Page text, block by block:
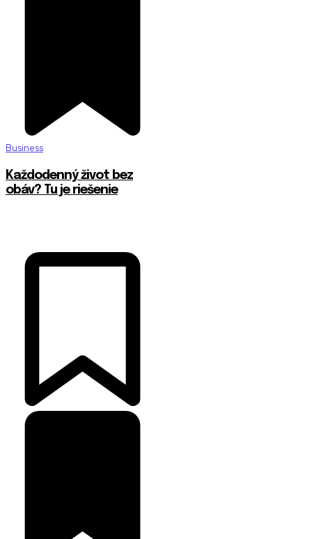
Business
Každodenný život bez
obáv? Tu je riešenie